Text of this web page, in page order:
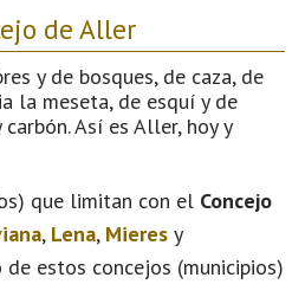
de Aller
y de bosques, de caza, de
la meseta, de esquí y de
Así es Aller, hoy y
que limitan con el Concejo
, Lena, Mieres y
de estos concejos (municipios)